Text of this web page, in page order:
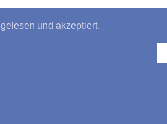
gelesen und akzeptiert.